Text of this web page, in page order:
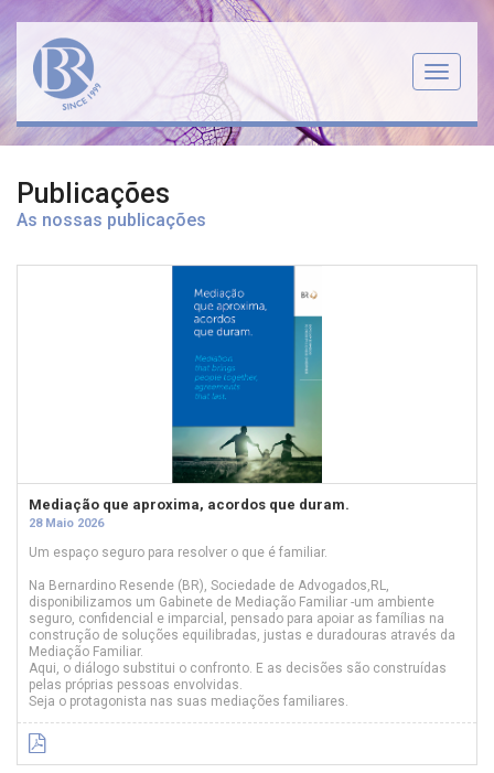
Menu
Publicações
As nossas publicações
Mediação que aproxima, acordos que duram.
28 Maio 2026
Um espaço seguro para resolver o que é familiar.
Na Bernardino Resende (BR), Sociedade de Advogados,RL,
disponibilizamos um Gabinete de Mediação Familiar -um ambiente
seguro, confidencial e imparcial, pensado para apoiar as famílias na
construção de soluções equilibradas, justas e duradouras através da
Mediação Familiar.
Aqui, o diálogo substitui o confronto. E as decisões são construídas
pelas próprias pessoas envolvidas.
Seja o protagonista nas suas mediações familiares.